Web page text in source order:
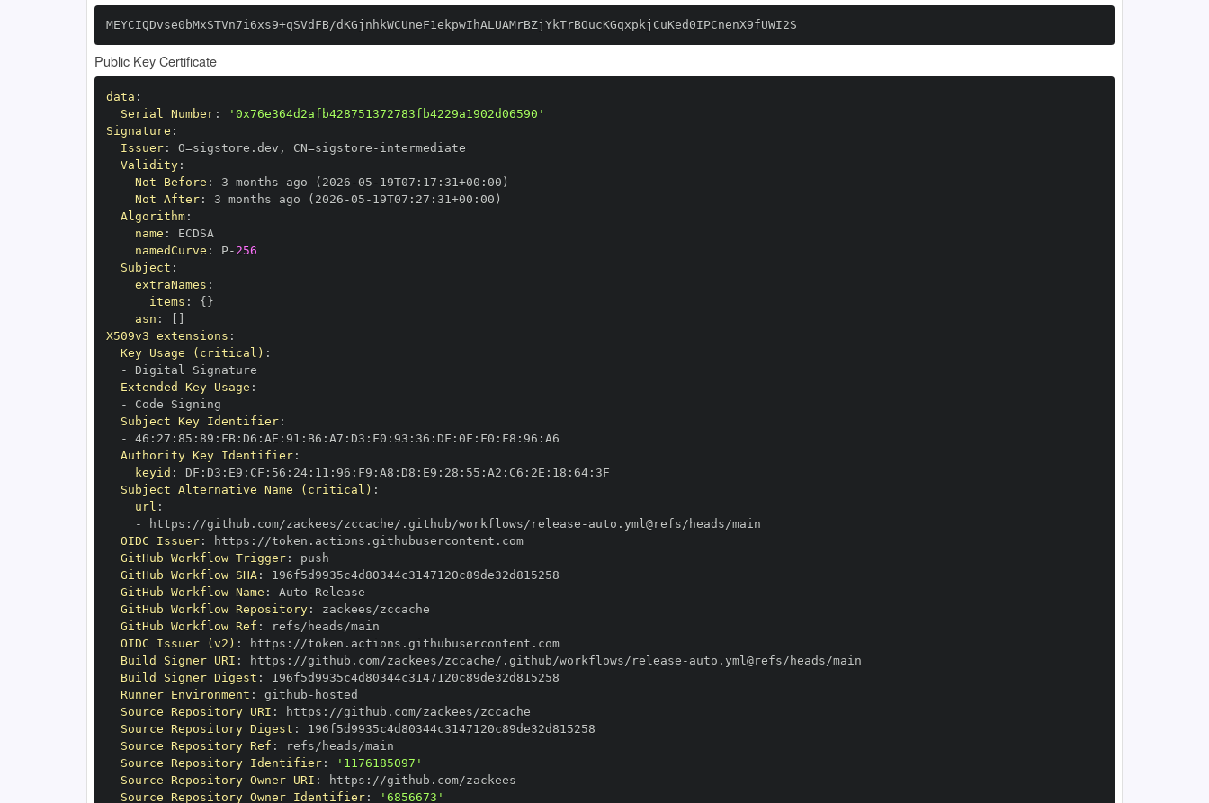
MEYCIQDvse0bMxSTVn7i6xs9+qSVdFB/dKGjnhkWCUneF1ekpwIhALUAMrBZjYkTrBOucKGqxpkjCuKed0IPCnenX9fUWI2S
Public Key Certificate
data :
Serial Number:
'0x76e364d2afb428751372783fb4229a1902d06590'
Signature :
Issuer: O=sigstore.dev , CN=sigstore -
Validity:
Not Before : 3 months ago (2026 -05 - 19T07 : 17 : 31+00 :
Not After: 3 months ago (2026 -05 - 19T07 : 27 : 31+00 :
Algorithm:
name :
namedCurve : P- 256
Subject :
extraNames :
items : { }
asn :
X509v3 extensions :
Key Usage (critical) :
-
Extended Key Usage :
-
Subject Key Identifier:
-
46 : 27 : 85 : 89 : FB: D6 : AE : 91 : B6 : A7 : D3 : F0 : 93 : 36 : DF : 0F : F0 : F8 : 96 :
Authority Key Identifier:
keyid : DF : D3 : E9 : CF : 56 : 24: 11 : 96 : F9 : A8 : D8 : E9 : 28 : 55 : A2 : C6 : 2E : 18 : 64:
Subject Alternative Name (critical) :
url :
-
https : //github.com/zackees/zccache/.github/workflows/release -
OIDC Issuer: https :
//token.actions.githubusercontent.com
GitHub Workflow Trigger:
GitHub Workflow SHA:
GitHub Workflow Name : Auto -
GitHub Workflow Repository:
GitHub Workflow Ref :
OIDC Issuer (v2) : https :
//token.actions.githubusercontent.com
Build Signer URI : https : //github.com/zackees/zccache/.github/workflows/release -
Build Signer Digest :
Runner Environment : github -
Source Repository URI : https :
Source Repository Digest :
Source Repository Ref :
Source Repository Identifier:
'1176185097'
Source Repository Owner URI : https :
Source Repository Owner Identifier: '6856673'